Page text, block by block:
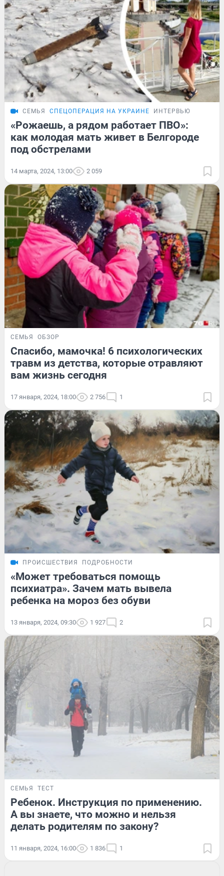
СЕМЬЯ СПЕЦОПЕРАЦИЯ НА УКРАИНЕ ИНТЕРВЬЮ
«Рожаешь, а рядом работает ПВО»:
как молодая мать живет в Белгороде
под обстрелами
14 марта, 2024, 13:00 2 059
СЕМЬЯ ОБЗОР
Спасибо, мамочка! 6 психологических
травм из детства, которые отравляют
вам жизнь сегодня
17 января, 2024, 18:00 2 756 1
ПРОИСШЕСТВИЯ ПОДРОБНОСТИ
«Может требоваться помощь
психиатра». Зачем мать вывела
ребенка на мороз без обуви
13 января, 2024, 09:30 1 927 2
СЕМЬЯ ТЕСТ
Ребенок. Инструкция по применению.
А вы знаете, что можно и нельзя
делать родителям по закону?
11 января, 2024, 16:00 1 836 1